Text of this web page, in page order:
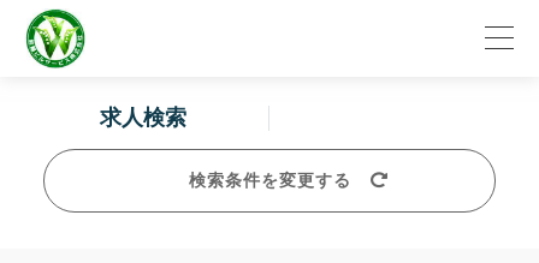
求人検索
検索条件を変更する